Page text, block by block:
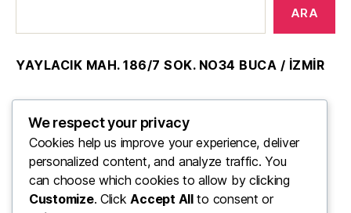
ARA
YAYLACIK MAH. 186/7 SOK. NO34 BUCA / İZMİR
0850 304 83 20
Gizlilik Politikası
Çerezler Politikası
We respect your privacy
Cookies help us improve your experience, deliver
personalized content, and analyze traffic. You
can choose which cookies to allow by clicking
Customize. ClickAccept Allto consent or